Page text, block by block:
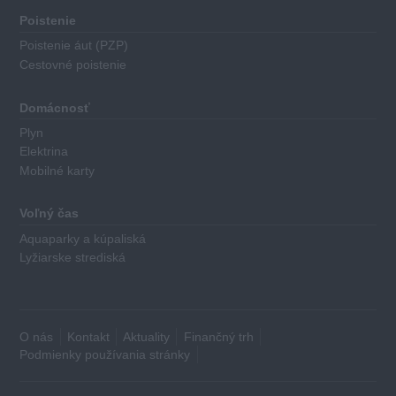
za
nasledovné
kritéria:
základného
výška
počiatočného
vkladu
Dĺžka
výbere
Poistenie
Poistenie áut (PZP)
Cestovné poistenie
Domácnosť
Plyn
Elektrina
Mobilné karty
Voľný čas
Aquaparky a kúpaliská
Lyžiarske strediská
O nás Kontakt Aktuality
Finančný trh
Podmienky používania stránky